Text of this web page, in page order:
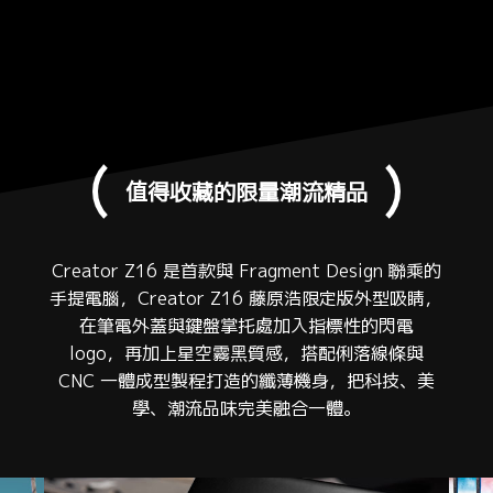
值得收藏的限量潮流精品
Creator Z16 是首款與 Fragment Design 聯乘的
手提電腦，Creator Z16 藤原浩限定版外型吸睛，
在筆電外蓋與鍵盤掌托處加入指標性的閃電
logo，再加上星空霧黑質感，搭配俐落線條與
CNC 一體成型製程打造的纖薄機身，把科技、美
學、潮流品味完美融合一體。